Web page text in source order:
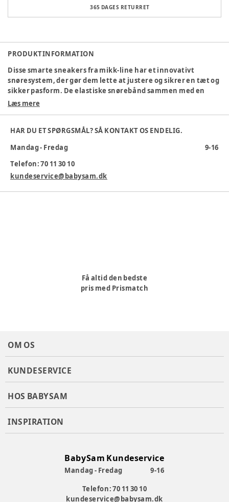
365 DAGES RETURRET
PRODUKTINFORMATION
Disse smarte sneakers fra mikk-line har et innovativt
snøresystem, der gør dem lette at justere og sikrer en tæt og
sikker pasform. De elastiske snørebånd sammen med en
praktisk drejeknap gør det nemt for børn at tage skoene af
samtidig se stilfulde ud.
Farve:Grøn
Farvekode
Materialesammensætning
Producent:LuxKids, Løversysselvej 3C, 7100 Vejle, Danmark,
shop@luxkids.dk, www.luxkids.dk
Læs mere
HAR DU ET SPØRGSMÅL? SÅ KONTAKT OS ENDELIG.
Mandag - Fredag
9-16
Telefon: 70 11 30 10
kundeservice@babysam.dk
Få altid den bedste
pris med Prismatch
OM OS
KUNDESERVICE
HOS BABYSAM
INSPIRATION
BabySam Kundeservice
Mandag - Fredag
9-16
Telefon: 70 11 30 10
kundeservice@babysam.dk